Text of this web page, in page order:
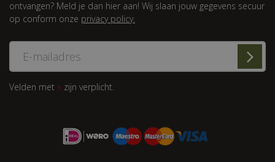
ontvangen? Meld je dan hier aan! Wij slaan jouw gegevens secuur
op conform onze privacy policy.
Velden met * zijn verplicht.